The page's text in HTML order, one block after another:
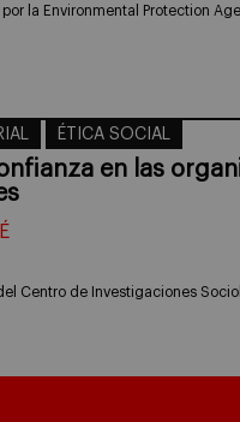
la Environmental Protection
ÉTICA SOCIAL
en las
Centro de Investigaciones